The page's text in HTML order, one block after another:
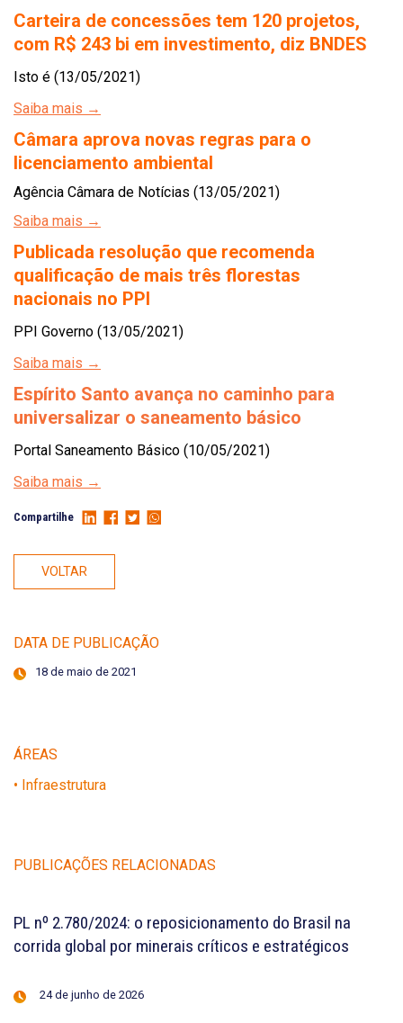
Carteira de concessões tem 120 projetos,
com R$ 243 bi em investimento, diz BNDES
Isto é (13/05/2021)
Saiba mais →
Câmara aprova novas regras para o
licenciamento ambiental
Agência Câmara de Notícias (13/05/2021)
Saiba mais →
Publicada resolução que recomenda
qualificação de mais três florestas
nacionais no PPI
PPI Governo (13/05/2021)
Saiba mais →
Espírito Santo avança no caminho para
universalizar o saneamento básico
Portal Saneamento Básico (10/05/2021)
Saiba mais →
Compartilhe
VOLTAR
DATA DE PUBLICAÇÃO
18 de maio de 2021
ÁREAS
• Infraestrutura
PUBLICAÇÕES RELACIONADAS
PL nº 2.780/2024: o reposicionamento do Brasil na
corrida global por minerais críticos e estratégicos
24 de junho de 2026